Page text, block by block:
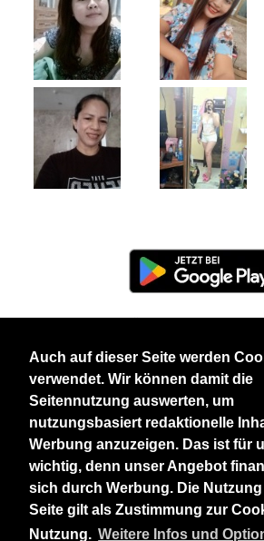
Auch auf dieser Seite werden
verwendet. Wir können damit die
Seitennutzung auswerten, um
nutzungsbasiert redaktionelle
Werbung anzuzeigen. Das ist für
wichtig, denn unser Angebot
sich durch Werbung. Die
Seite gilt als Zustimmung zur
Nutzung. Weitere Infos und
Datenschutzerklärung AGB
Nehmen Sie Kontakt mit uns auf
Unsere anderen
BlackAndBeauties